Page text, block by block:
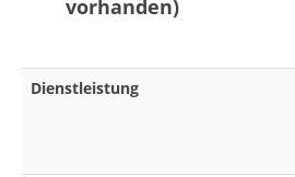
vorhanden)
Dienstleistung